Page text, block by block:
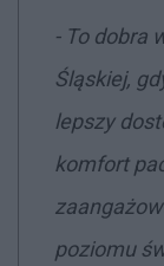
- To dobra
Śląskiej,
lepszy
komfort
poziomu